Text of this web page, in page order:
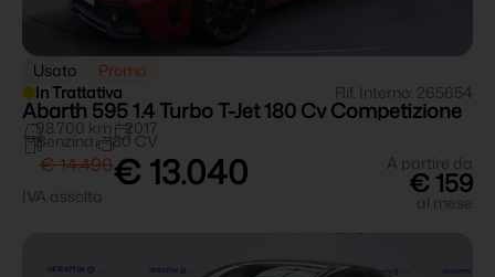
Usato
Promo
In Trattativa
Rif. Interno: 265654
Abarth 595 1.4 Turbo T-Jet 180 Cv Competizione
98.700 km 2017
Benzina 180 CV
€ 13.040
€ 14.490
IVA assolta
A partire da
€ 159
al mese